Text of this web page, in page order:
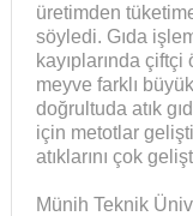
üretimden
söyledi. Gıda
kayıplarında
meyve farklı
doğrultuda atık
için metotlar
atıklarını çok
Münih Teknik